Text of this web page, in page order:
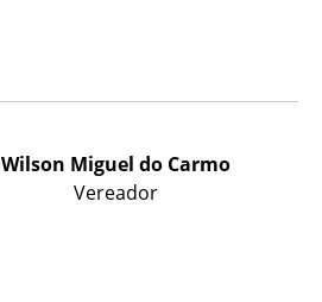
Wilson Miguel do Carmo
Vereador